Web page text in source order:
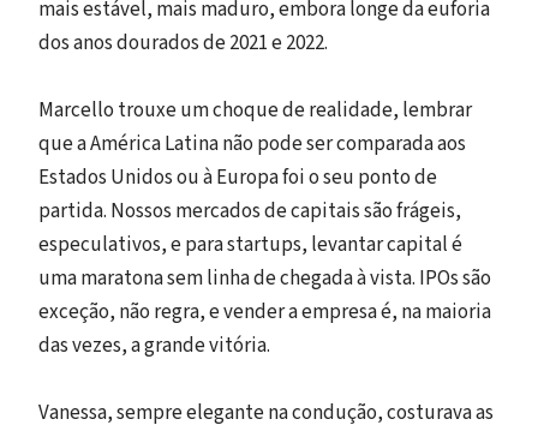
mais estável, mais maduro, embora longe da euforia
dos anos dourados de 2021 e 2022.
Marcello trouxe um choque de realidade, lembrar
que a América Latina não pode ser comparada aos
Estados Unidos ou à Europa foi o seu ponto de
partida. Nossos mercados de capitais são frágeis,
especulativos, e para startups, levantar capital é
uma maratona sem linha de chegada à vista. IPOs são
exceção, não regra, e vender a empresa é, na maioria
das vezes, a grande vitória.
Vanessa, sempre elegante na condução, costurava as